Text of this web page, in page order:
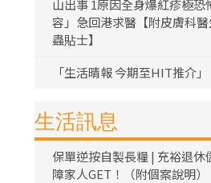
山出事 1原因全身爆紅疹極恐
容」急回港求醫【附皮膚科
蟲貼士】
「生活晴報 今期至HIT推介」
生活訊息
保單逆按自製長糧 | 充裕退休
障家人GET！（附個案說明）